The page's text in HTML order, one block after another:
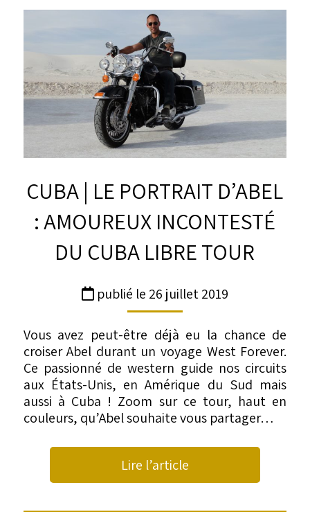
CUBA | LE PORTRAIT D’ABEL
: AMOUREUX INCONTESTÉ
DU CUBA LIBRE TOUR
publié le 26 juillet 2019
Vous avez peut-être déjà eu la chance de
croiser Abel durant un voyage West Forever.
Ce passionné de western guide nos circuits
aux États-Unis, en Amérique du Sud mais
aussi à Cuba ! Zoom sur ce tour, haut en
couleurs, qu’Abel souhaite vous partager…
Lire l’article